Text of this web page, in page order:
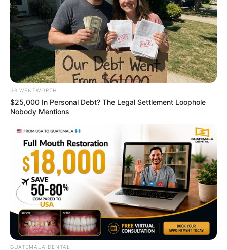
If You Owe $20,000 Across 4 Credit Cards, Stop
JG WENTWORTH
JG WENTWORTH
$25,000 In Personal Debt? The Legal Settlement Loophole
Nobody Mentions
GUATEMALA DENTAL